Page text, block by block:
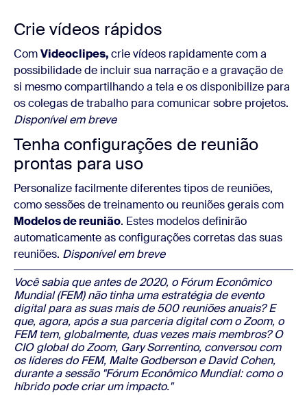
Crie vídeos rápidos
ComVideoclipes,crie vídeos rapidamente com a
possibilidade de incluir sua narração e a gravação de
si mesmo compartilhando a tela e os disponibilize para
os colegas de trabalho para comunicar sobre projetos.
Disponível em breve
Tenha configurações de reunião
prontas para uso
Personalize facilmente diferentes tipos de reuniões,
como sessões de treinamento ou reuniões gerais com
Modelos de reunião. Estes modelos definirão
automaticamente as configurações corretas das suas
reuniões. Disponível em breve
Você sabia que antes de 2020, o Fórum Econômico
Mundial (FEM) não tinha uma estratégia de evento
digital para as suas mais de 500 reuniões anuais? E
que, agora, após a sua parceria digital com o Zoom, o
FEM tem, globalmente, duas vezes mais membros? O
CIO global do Zoom, Gary Sorrentino, conversou com
os líderes do FEM, Malte Godberson e David Cohen,
durante a sessão "Fórum Econômico Mundial: como o
híbrido pode criar um impacto."